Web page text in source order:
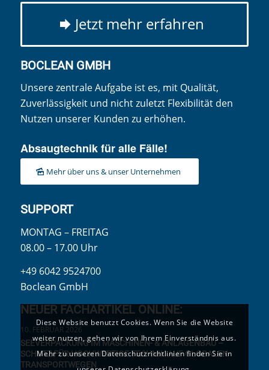
Jetzt mehr erfahren
BOCLEAN GMBH
Unsere zentrale Aufgabe ist es, mit Qualität,
Zuverlässigkeit und nicht zuletzt Flexibilität den
Nutzen unserer Kunden zu erhöhen.
Absaugtechnik für alle Fälle!
Mehr über uns & unser Unternehmen
SUPPORT
MONTAG – FREITAG
08.00 – 17.00 Uhr
+49 6042 9524700
Boclean GmbH
NEUER FACHARTIKEL ONLINE:
10. FEBRUAR 2026
SEEVERPACKUNG IM MASCHINEN- & ANLAGENBAU –
SCHUTZ FÜR HOCHWERTIGE TECHNIK AUF GLOBALEN
TRANSPORTWEGEN
Diese Website benutzt Cookies. Wenn Sie die Website
weiter nutzen, gehen wir von Ihrem Einverständnis aus.
Mehr zu unseren Datenschutzrichtlinien finden Sie in